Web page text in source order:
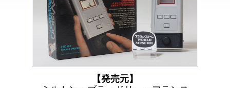
【発売元】